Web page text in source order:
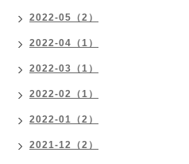
2022-05（2）
2022-04（1）
2022-03（1）
2022-02（1）
2022-01（2）
2021-12（2）